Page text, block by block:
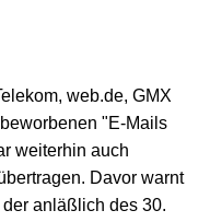
web.de, GMX
"E-Mails
weiterhin auch
Davor warnt
anläßlich des 30.